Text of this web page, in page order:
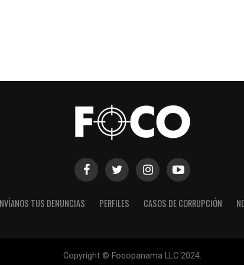
TUS DENUNCIAS PERFILES CASOS DE CORRUPCIÓN
Copyright © Focopanama LLC 2024.